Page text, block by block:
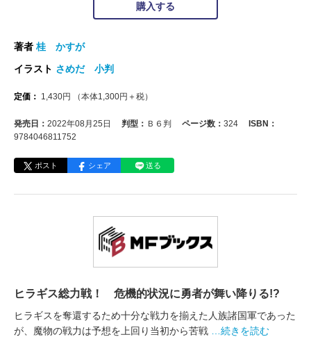
購入する
著者 桂 かすが
イラスト さめだ 小判
定価： 1,430円 （本体1,300円＋税）
発売日： 2022年08月25日 判型： Ｂ６判 ページ数： 324
ISBN：
9784046811752
ポスト シェア 送る
ヒラギス総力戦！ 危機的状況に勇者が舞い降りる!?
ヒラギスを奪還するため十分な戦力を揃えた人族諸国軍であった
が、魔物の戦力は予想を上回り当初から苦戦
…続きを読む